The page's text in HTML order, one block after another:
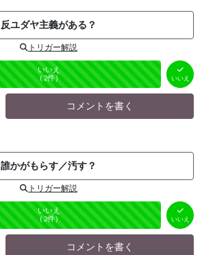
反ユダヤ主義がある？
トリガー解説
いいえ
（2件） いいえ
コメントを書く
誰かがもらす／汚す？
トリガー解説
いいえ
（2件） いいえ
コメントを書く